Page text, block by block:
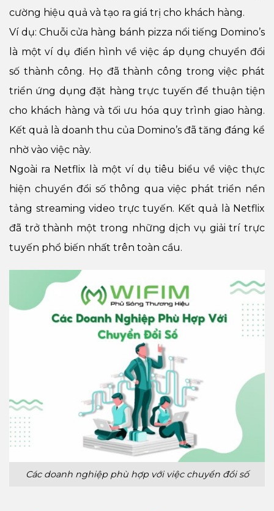
cường hiệu quả và tạo ra giá trị cho khách hàng.
Ví dụ: Chuỗi cửa hàng bánh pizza nổi tiếng Domino’s
là một ví dụ điển hình về việc áp dụng chuyển đổi
số thành công. Họ đã thành công trong việc phát
triển ứng dụng đặt hàng trực tuyến để thuận tiện
cho khách hàng và tối ưu hóa quy trình giao hàng.
Kết quả là doanh thu của Domino’s đã tăng đáng kể
nhờ vào việc này.
Ngoài ra Netflix là một ví dụ tiêu biểu về việc thực
hiện chuyển đổi số thông qua việc phát triển nền
tảng streaming video trực tuyến. Kết quả là Netflix
đã trở thành một trong những dịch vụ giải trí trực
tuyến phổ biến nhất trên toàn cầu.
Các doanh nghiệp phù hợp với việc chuyển đổi số